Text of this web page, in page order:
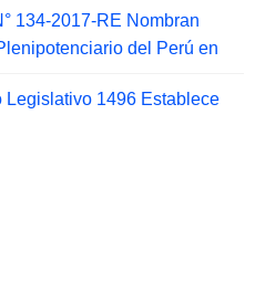
134-2017-RE Nombran
del Perú en
Legislativo 1496 Establece